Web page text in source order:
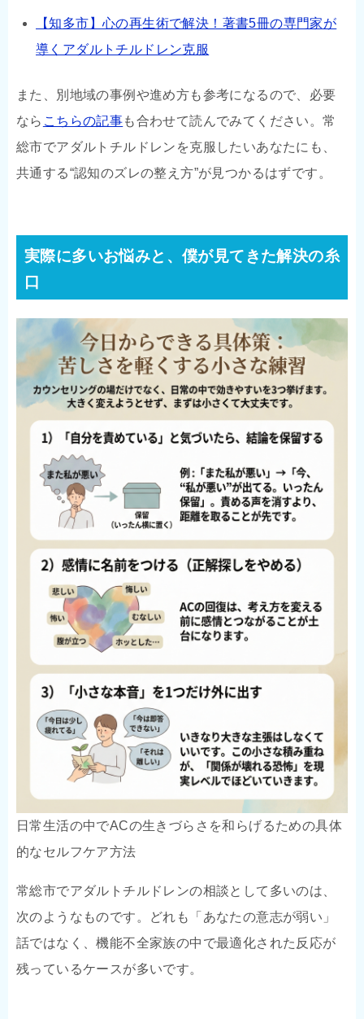
【知多市】心の再生術で解決！著書5冊の専門家が
導くアダルトチルドレン克服
また、別地域の事例や進め方も参考になるので、必要
なら こちらの記事も合わせて読んでみてください。常
総市でアダルトチルドレンを克服したいあなたにも、
共通する“認知のズレの整え方”が見つかるはずです。
実際に多いお悩みと、僕が見てきた解決の糸
口
日常生活の中でACの生きづらさを和らげるための具体
的なセルフケア方法
常総市でアダルトチルドレンの相談として多いのは、
次のようなものです。どれも「あなたの意志が弱い」
話ではなく、機能不全家族の中で最適化された反応が
残っているケースが多いです。